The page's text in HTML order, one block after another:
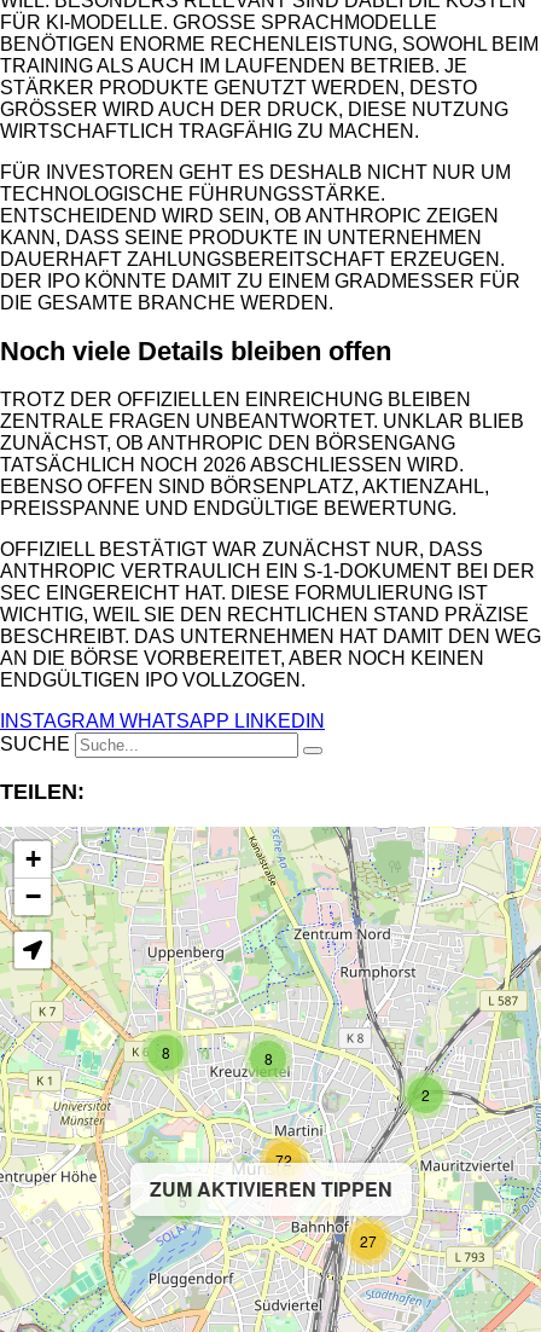
FÜR KI-MODELLE. GROSSE SPRACHMODELLE B
ENÖTIGEN ENORME RECHENLEISTUNG, SOWOHL BEIM T
RAINING ALS AUCH IM LAUFENDEN BETRIEB. JE S
TÄRKER PRODUKTE GENUTZT WERDEN, DESTO G
RÖSSER WIRD AUCH DER DRUCK, DIESE NUTZUNG WI
RTSCHAFTLICH TRAGFÄHIG ZU MACHEN.
FÜR INVESTOREN GEHT ES DESHALB NICHT NUR UM
TECHNOLOGISCHE FÜHRUNGSSTÄRKE.
ENTSCHEIDEND WIRD SEIN, OB ANTHROPIC ZEIGEN
KANN, DASS SEINE PRODUKTE IN UNTERNEHMEN
DAUERHAFT ZAHLUNGSBEREITSCHAFT ERZEUGEN.
DER IPO KÖNNTE DAMIT ZU EINEM GRADMESSER FÜR
DIE GESAMTE BRANCHE WERDEN.
Noch viele Details bleiben offen
TROTZ DER OFFIZIELLEN EINREICHUNG BLEIBEN
ZENTRALE FRAGEN UNBEANTWORTET. UNKLAR BLIEB
ZUNÄCHST, OB ANTHROPIC DEN BÖRSENGANG
TATSÄCHLICH NOCH 2026 ABSCHLIESSEN WIRD. E
BENSO OFFEN SIND BÖRSENPLATZ, AKTIENZAHL, P
REISSPANNE UND ENDGÜLTIGE BEWERTUNG.
OFFIZIELL BESTÄTIGT WAR ZUNÄCHST NUR, DASS
ANTHROPIC VERTRAULICH EIN S-1-DOKUMENT BEI DER
SEC EINGEREICHT HAT. DIESE FORMULIERUNG IST
WICHTIG, WEIL SIE DEN RECHTLICHEN STAND PRÄZISE
BESCHREIBT. DAS UNTERNEHMEN HAT DAMIT DEN WEG
AN DIE BÖRSE VORBEREITET, ABER NOCH KEINEN
ENDGÜLTIGEN IPO VOLLZOGEN.
INSTAGRAM WHATSAPP LINKEDIN
SUCHE
TEILEN:
ZUM AKTIVIEREN TIPPEN
2
8 8
27
5
72
+
−